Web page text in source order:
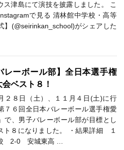
ス津島にて演技を披露しました。 こ
で見る 清林館中学校・高等
】(@seirinkan_school)がシェアした
レーボール部】全日本選手権
ベスト８！
２８日（土）、１１月４日(土)に行
７６回全日本バレーボール選手権愛
で、男子バレーボール部が目標とし
ト８になりました。 ・結果詳細 １
2-0 安城東高 …